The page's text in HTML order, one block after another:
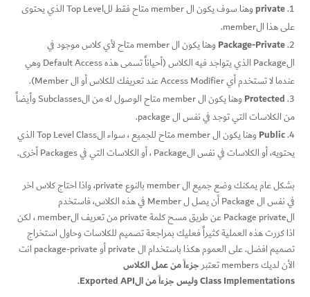
private
وهنا سوف يكون ال member متاح فقط للTop Level الذي يحتوى
على هذا الmember.
Package-Private
وهنا يكون ال member متاح لأي كلاس موجود في
الPackage الذي يتواجد فيه الكلاس (أحياناً تسمى هذه Default Access وهي
عندما لا تستخدم أي Access Modifier عند تعريفك للكلاس أو ال Member).
Protected
وهنا يكون ال member متاح الوصول له من الSubclasses وأيضاً
من الكلاسات التي توجد في نفس ال package.
Public
وهنا يكون ال member متاح للجميع ، سواء الTop Level Class الذي
يحتويه، أو الكلاسات في نفس الPackage ، أو الكلاسات التي في Packages أخرى.
بشكل عام يمكنك وضع جميع ال member بالنوع private، واذا احتاج كلاس اخر
في نفس ال Package أن يصل ل Member في هذه الكلاس، فاستخدم
الPackage private عن طريق مسح كلمة private من تعريف الmember ، لكن
اذا كررت هذه العملية كثيراً فعليك بمراجعة تصميم للكلاسات وحاول استخراج
تصميم افضل. على العموم هكذا باستخدام ال private أو package-private انت
الأن لديك members تعتبر
جزءاً من عمل الكلاس
Class Implementations وليس جزءاً من الExported API.